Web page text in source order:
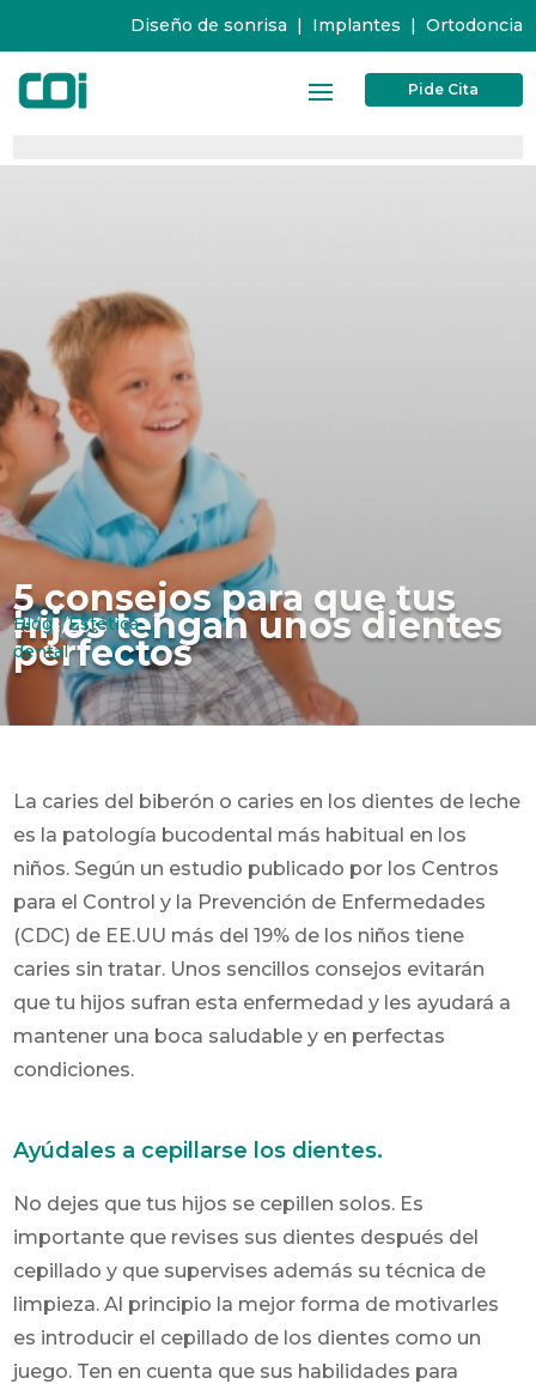
Diseño de sonrisa | Implantes | Ortodoncia
Pide Cita
5 consejos para que tus
hijos tengan unos dientes
perfectos
25/06/2015
Blog|Estética
dental
La caries del biberón o caries en los dientes de leche
es la patología bucodental más habitual en los
niños. Según un estudio publicado por los Centros
para el Control y la Prevención de Enfermedades
(CDC) de EE.UU más del 19% de los niños tiene
caries sin tratar. Unos sencillos consejos evitarán
que tu hijos sufran esta enfermedad y les ayudará a
mantener una boca saludable y en perfectas
condiciones.
Ayúdales a cepillarse los dientes.
No dejes que tus hijos se cepillen solos. Es
importante que revises sus dientes después del
cepillado y que supervises además su técnica de
limpieza. Al principio la mejor forma de motivarles
es introducir el cepillado de los dientes como un
juego. Ten en cuenta que sus habilidades para